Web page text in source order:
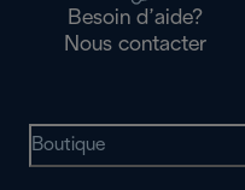
Besoin d’aide?
Nous contacter
Boutique